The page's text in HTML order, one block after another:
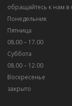
обращайтесь к нам в
Понедельник
Пятница
08.00 – 17.00
Суббота
08.00 – 12.00
Воскресенье
закрыто